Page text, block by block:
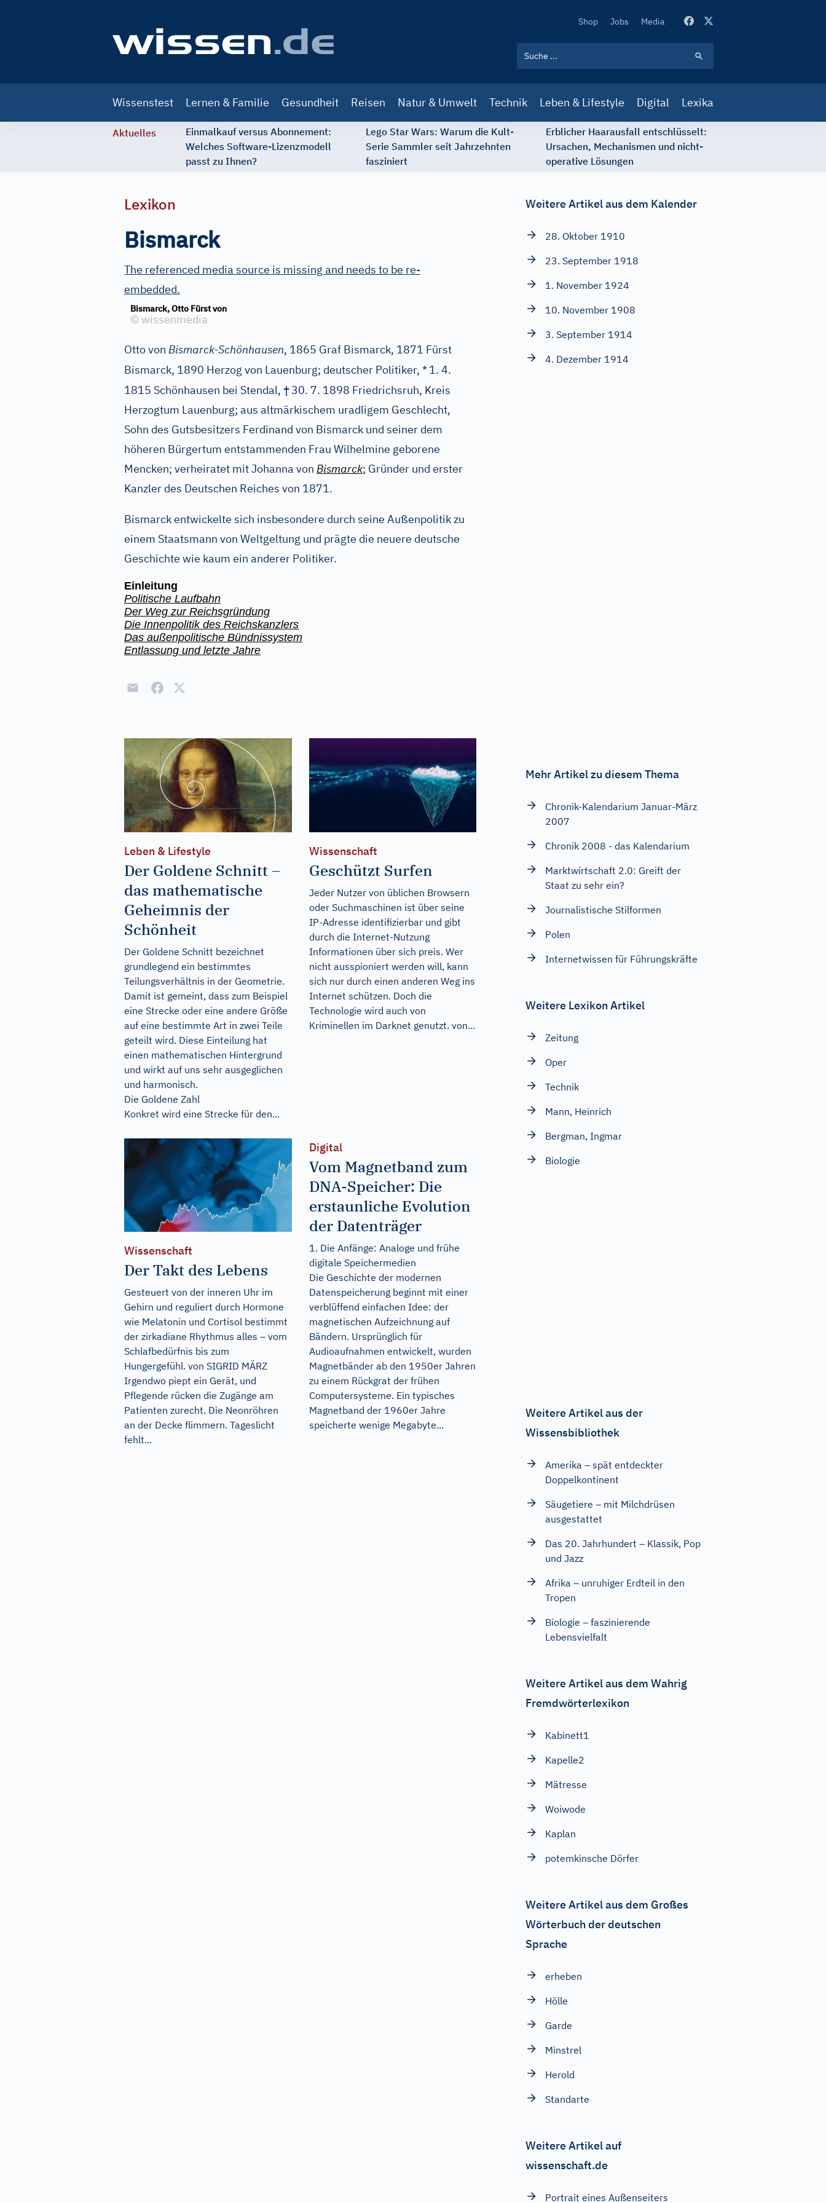
Secondary
Shop Jobs Media
navigation
Wissenstest Lernen & Familie Gesundheit Reisen Natur & Umwelt Technik Leben & Lifestyle Digital Lexika
Aktuelles
Einmalkauf versus Abonnement:
Welches Software-Lizenzmodell
passt zu Ihnen?
Lego Star Wars: Warum die Kult-
Serie Sammler seit Jahrzehnten
fasziniert
Erblicher Haarausfall entschlüsselt:
Ursachen, Mechanismen und nicht-
operative Lösungen
Lexikon
Bismarck
The referenced media source is missing and needs to be re-
embedded.
Bismarck, Otto Fürst von
© wissenmedia
Otto von Bismarck-Schönhausen, 1865 Graf Bismarck, 1871 Fürst
Bismarck, 1890 Herzog von Lauenburg; deutscher Politiker, *1. 4.
1815 Schönhausen bei Stendal, †30. 7. 1898 Friedrichsruh, Kreis
Herzogtum Lauenburg; aus altmärkischem uradligem Geschlecht,
Sohn des Gutsbesitzers Ferdinand von Bismarck und seiner dem
höheren Bürgertum entstammenden Frau Wilhelmine geborene
Mencken; verheiratet mit Johanna von Bismarck; Gründer und erster
Kanzler des Deutschen Reiches von 1871.
Bismarck entwickelte sich insbesondere durch seine Außenpolitik zu
einem Staatsmann von Weltgeltung und prägte die neuere deutsche
Geschichte wie kaum ein anderer Politiker.
Einleitung
Politische Laufbahn
Der Weg zur Reichsgründung
Die Innenpolitik des Reichskanzlers
Das außenpolitische Bündnissystem
Entlassung und letzte Jahre
Leben & Lifestyle
Der Goldene Schnitt –
das mathematische
Geheimnis der
Schönheit
Der Goldene Schnitt bezeichnet
grundlegend ein bestimmtes
Teilungsverhältnis in der Geometrie.
Damit ist gemeint, dass zum Beispiel
eine Strecke oder eine andere Größe
auf eine bestimmte Art in zwei Teile
geteilt wird. Diese Einteilung hat
einen mathematischen Hintergrund
und wirkt auf uns sehr ausgeglichen
und harmonisch.
Die Goldene Zahl
Konkret wird eine Strecke für den...
Wissenschaft
Geschützt Surfen
Jeder Nutzer von üblichen Browsern
oder Suchmaschinen ist über seine
IP-Adresse identifizierbar und gibt
durch die Internet-Nutzung
Informationen über sich preis. Wer
nicht ausspioniert werden will, kann
sich nur durch einen anderen Weg ins
Internet schützen. Doch die
Technologie wird auch von
Kriminellen im Darknet genutzt. von...
Wissenschaft
Der Takt des Lebens
Gesteuert von der inneren Uhr im
Gehirn und reguliert durch Hormone
wie Melatonin und Cortisol bestimmt
der zirkadiane Rhythmus alles – vom
Schlafbedürfnis bis zum
Hungergefühl. von SIGRID MÄRZ
Irgendwo piept ein Gerät, und
Pflegende rücken die Zugänge am
Patienten zurecht. Die Neonröhren
an der Decke flimmern. Tageslicht
fehlt...
Digital
Vom Magnetband zum
DNA-Speicher: Die
erstaunliche Evolution
der Datenträger
1. Die Anfänge: Analoge und frühe
digitale Speichermedien
Die Geschichte der modernen
Datenspeicherung beginnt mit einer
verblüffend einfachen Idee: der
magnetischen Aufzeichnung auf
Bändern. Ursprünglich für
Audioaufnahmen entwickelt, wurden
Magnetbänder ab den 1950er Jahren
zu einem Rückgrat der frühen
Computersysteme. Ein typisches
Magnetband der 1960er Jahre
speicherte wenige Megabyte...
Weitere Artikel aus dem Kalender
28. Oktober 1910
23. September 1918
1. November 1924
10. November 1908
3. September 1914
4. Dezember 1914
Mehr Artikel zu diesem Thema
Chronik-Kalendarium Januar-März
2007
Chronik 2008 - das Kalendarium
Marktwirtschaft 2.0: Greift der
Staat zu sehr ein?
Journalistische Stilformen
Polen
Internetwissen für Führungskräfte
Weitere Lexikon Artikel
Zeitung
Oper
Technik
Mann, Heinrich
Bergman, Ingmar
Biologie
Weitere Artikel aus der
Wissensbibliothek
Amerika – spät entdeckter
Doppelkontinent
Säugetiere – mit Milchdrüsen
ausgestattet
Das 20. Jahrhundert – Klassik, Pop
und Jazz
Afrika – unruhiger Erdteil in den
Tropen
Biologie – faszinierende
Lebensvielfalt
Weitere Artikel aus dem Wahrig
Fremdwörterlexikon
Kabinett1
Kapelle2
Mätresse
Woiwode
Kaplan
potemkinsche Dörfer
Weitere Artikel aus dem Großes
Wörterbuch der deutschen
Sprache
erheben
Hölle
Garde
Minstrel
Herold
Standarte
Weitere Artikel auf
wissenschaft.de
Portrait eines Außenseiters